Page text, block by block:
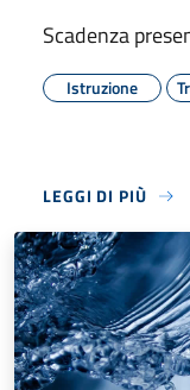
Scadenza
Istruzione
LEGGI DI PIÙ